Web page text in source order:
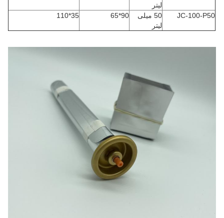
لیتر
JC-100-P50
50 میلی
لیتر
90*65
35*110